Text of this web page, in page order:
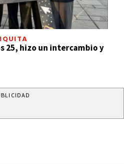
25, hizo un intercambio y